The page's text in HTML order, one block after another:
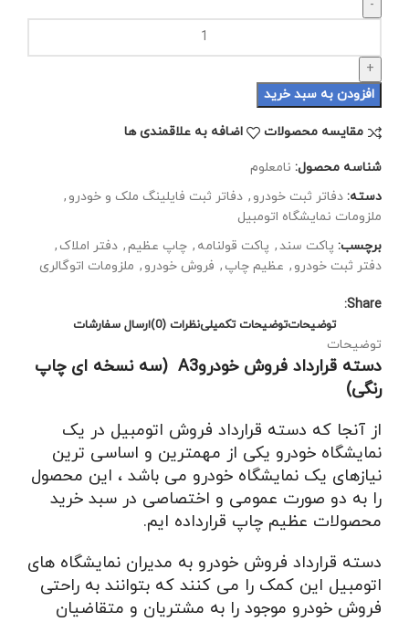
فروش
خودرو
عدد
افزودن به سبد خرید
مقایسه محصولات اضافه به علاقمندی ها
شناسه محصول: نامعلوم
دسته: دفاتر ثبت خودرو , دفاتر ثبت فایلینگ ملک و خودرو ,
ملزومات نمایشگاه اتومبیل
برچسب: پاکت سند, پاکت قولنامه , چاپ عظیم, دفتر املاک ,
دفتر ثبت خودرو , عظیم چاپ , فروش خودرو , ملزومات اتوگالری
Share:
توضیحاتتوضیحات تکمیلینظرات (0) ارسال سفارشات
توضیحات
دسته قرارداد فروش خودروA3 (سه نسخه ای چاپ
رنگی)
از آنجا که دسته قرارداد فروش اتومبیل در یک
نمایشگاه خودرو یکی از مهمترین و اساسی ترین
نیازهای یک نمایشگاه خودرو می باشد ، این محصول
را به دو صورت عمومی و اختصاصی در سبد خرید
محصولات عظیم چاپ قرارداده ایم.
دسته قرارداد فروش خودرو به مدیران نمایشگاه های
اتومبیل این کمک را می کنند که بتوانند به راحتی
فروش خودرو موجود را به مشتریان و متقاضیان